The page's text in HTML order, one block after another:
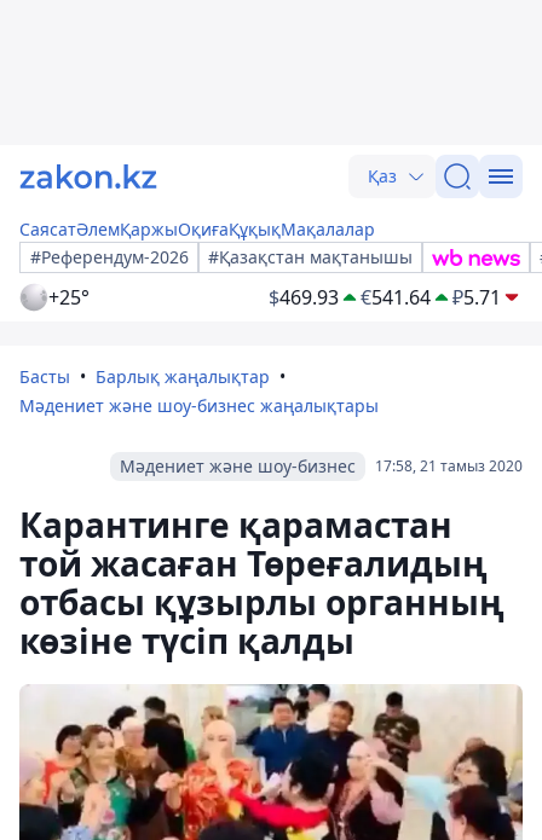
Қаз
СаясатӘлемҚаржыОқиғаҚұқықМақалалар
#Референдум-2026
#Қазақстан мақтанышы
+25° $469.93 €541.64 ₽5.71
Басты
Барлық жаңалықтар
Мәдениет және шоу-бизнес жаңалықтары
17:58, 21 тамыз 2020
Мәдениет және шоу-бизнес
Карантинге қарамастан
той жасаған Төреғалидың
отбасы құзырлы органның
көзіне түсіп қалды